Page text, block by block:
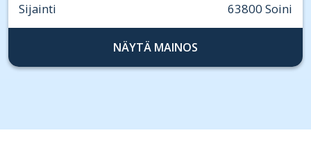
Sijainti
63800 Soini
NÄYTÄ MAINOS